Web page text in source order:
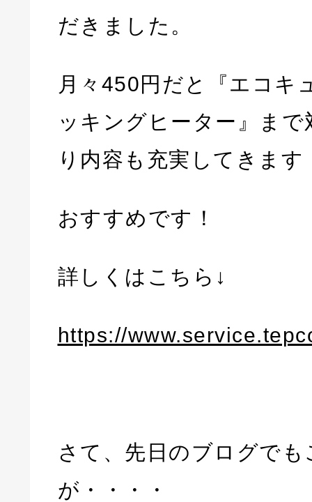
だきました。
月々450円だと『エコキ
ッキングヒーター』ま
り内容も充実してきます
おすすめです！
詳しくはこちら↓
https://
さて、先日のブログで
が・・・・